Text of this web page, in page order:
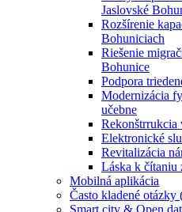
Jaslovské
Rozšírenie
Bohuniciach
Riešenie
Bohunice
Podpora
Modernizácia
učebne
Rekonštrrukcia
Elektronické
Revitalizácia
Láska k čítaniu
Mobilná aplikácia
Často kladené otázky
Smart city & Open